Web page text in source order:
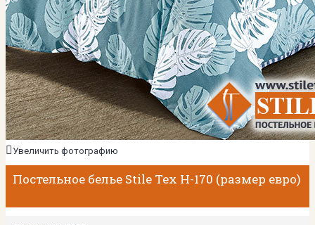
Увеличить фотографию
Постельное белье Stile Tex H-170 (размер евро)